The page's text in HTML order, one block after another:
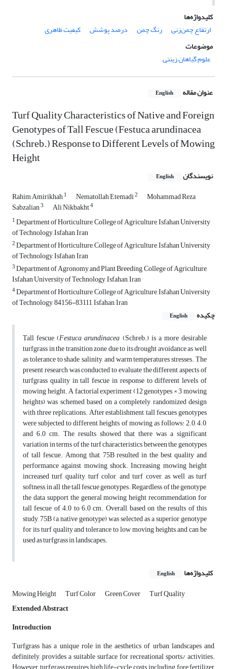
کلیدواژه‌ها
ارتفاع چمن‌زنی
رنگ چمن درصد پوشش
کیفیت ظاهری
موضوعات
علوم گیاهان زینتی
عنوان مقاله English
Turf Quality Characteristics of Native and Foreign
Genotypes of Tall Fescue (Festuca arundinacea
(Schreb.) Response to Different Levels of Mowing
Height
نویسندگان English
Rahim Amirikhah1 Nematollah Etemadi2 Mohammad Reza
Sabzalian3 Ali Nikbakht4
1Department of Horticulture, College of Agriculture, Isfahan University
of Technology, Isfahan, Iran
2Department of Horticulture, College of Agriculture, Isfahan University
of Technology, Isfahan, Iran
3Department of Agronomy and Plant Breeding, College of Agriculture,
Isfahan University of Technology, Isfahan, Iran
4Department of Horticulture, College of Agriculture, Isfahan University
of Technology, 84156-83111, Isfahan, Iran
چکیده
English
Tall fescue (Festuca arundinacea (Schreb.) is a more desirable
turfgrass in the transition zone due to its drought avoidance as well
as tolerance to shade, salinity, and warm temperatures stresses. The
present research was conducted to evaluate the different aspects of
turfgrass quality in tall fescue in response to different levels of
mowing height. A factorial experiment (12 genotypes × 3 mowing
heights) was schemed based on a completely randomized design
with three replications. After establishment, tall fescues genotypes
were subjected to different heights of mowing as follows: 2.0, 4.0,
and 6.0 cm. The results showed that there was a significant
variation in terms of the turf characteristics between the genotypes
of tall fescue. Among that, 75B resulted in the best quality and
performance against mowing shock. Increasing mowing height
increased turf quality, turf color, and turf cover, as well as turf
softness, in all the tall fescue genotypes. Regardless of the genotype,
the data support the general mowing height recommendation for
tall fescue of 4.0 to 6.0 cm. Overall, based on the results of this
study, 75B (a native genotype) was selected as a superior genotype
for its turf quality and tolerance to low moving heights, and can be
used as turfgrass in landscapes.
کلیدواژه‌ها English
Mowing Height Turf Color Green Cover
Turf Quality
Extended Abstract
Introduction
Turfgrass has a unique role in the aesthetics of urban landscapes and,
definitely, provides a suitable surface for recreational sports/ activities.